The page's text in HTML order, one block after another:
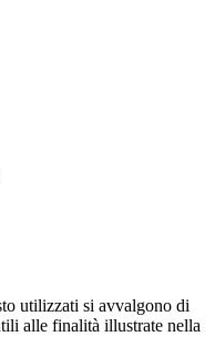
utilizzati si avvalgono di
alle finalità illustrate nella